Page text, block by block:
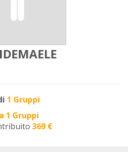
1 Gruppi
1 Gruppi
369 €